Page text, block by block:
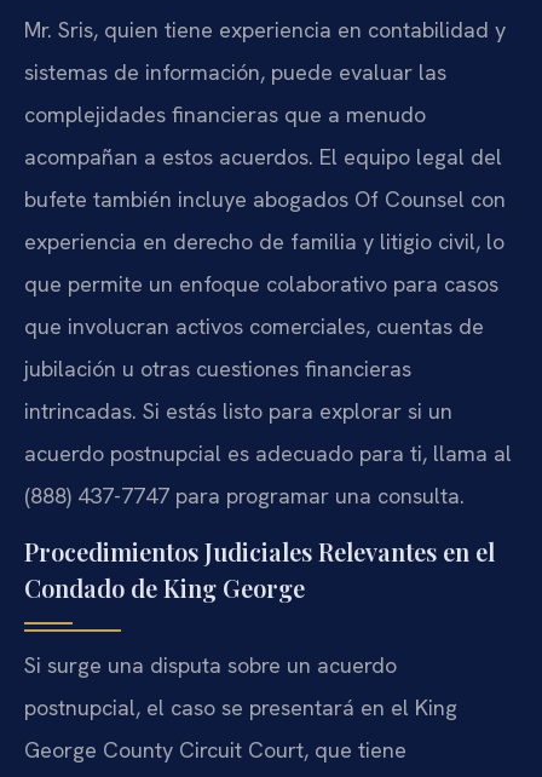
Mr. Sris, quien tiene experiencia en contabilidad y
sistemas de información, puede evaluar las
complejidades financieras que a menudo
acompañan a estos acuerdos. El equipo legal del
bufete también incluye abogados Of Counsel con
experiencia en derecho de familia y litigio civil, lo
que permite un enfoque colaborativo para casos
que involucran activos comerciales, cuentas de
jubilación u otras cuestiones financieras
intrincadas. Si estás listo para explorar si un
acuerdo postnupcial es adecuado para ti, llama al
(888) 437-7747 para programar una consulta.
Procedimientos Judiciales Relevantes en el
Condado de King George
Si surge una disputa sobre un acuerdo
postnupcial, el caso se presentará en el King
George County Circuit Court, que tiene